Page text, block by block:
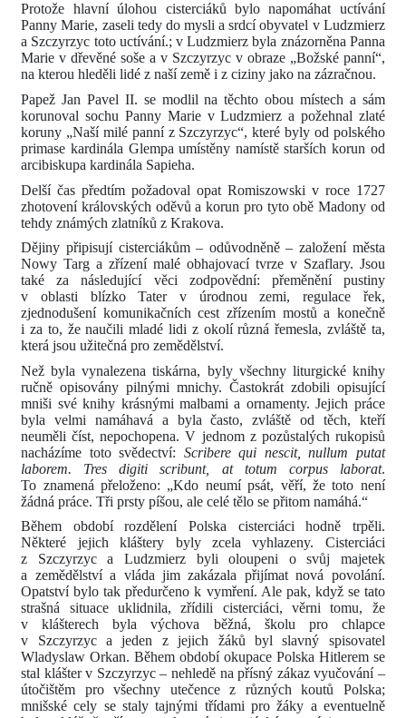
Protože hlavní úlohou cisterciáků bylo napomáhat uctívání
Panny Marie, zaseli tedy do mysli a srdcí obyvatel v Ludzmierz
a Szczyrzyc toto uctívání.; v Ludzmierz byla znázorněna Panna
Marie v dřevěné soše a v Szczyrzyc v obraze „Božské panní“,
na kterou hleděli lidé z naší země i z ciziny jako na zázračnou.
Papež Jan Pavel II. se modlil na těchto obou místech a sám
korunoval sochu Panny Marie v Ludzmierz a požehnal zlaté
koruny „Naší milé panní z Szczyrzyc“, které byly od polského
primase kardinála Glempa umístěny namístě starších korun od
arcibiskupa kardinála Sapieha.
Delší čas předtím požadoval opat Romiszowski v roce 1727
zhotovení královských oděvů a korun pro tyto obě Madony od
tehdy známých zlatníků z Krakova.
Dějiny připisují cisterciákům – odůvodněně – založení města
Nowy Targ a zřízení malé obhajovací tvrze v Szaflary. Jsou
také za následující věci zodpovědní: přeměnění pustiny
v oblasti blízko Tater v úrodnou zemi, regulace řek,
zjednodušení komunikačních cest zřízením mostů a konečně
i za to, že naučili mladé lidi z okolí různá řemesla, zvláště ta,
která jsou užitečná pro zemědělství.
Než byla vynalezena tiskárna, byly všechny liturgické knihy
ručně opisovány pilnými mnichy. Častokrát zdobili opisující
mniši své knihy krásnými malbami a ornamenty. Jejich práce
byla velmi namáhavá a byla často, zvláště od těch, kteří
neuměli číst, nepochopena. V jednom z pozůstalých rukopisů
nacházíme toto svědectví: Scribere qui nescit, nullum putat
laborem. Tres digiti scribunt, at totum corpus laborat.
To znamená přeloženo: „Kdo neumí psát, věří, že toto není
žádná práce. Tři prsty píšou, ale celé tělo se přitom namáhá.“
Během období rozdělení Polska cisterciáci hodně trpěli.
Některé jejich kláštery byly zcela vyhlazeny. Cisterciáci
z Szczyrzyc a Ludzmierz byli oloupeni o svůj majetek
a zemědělství a vláda jim zakázala přijímat nová povolání.
Opatství bylo tak předurčeno k vymření. Ale pak, když se tato
strašná situace uklidnila, zřídili cisterciáci, věrni tomu, že
v klášterech byla výchova běžná, školu pro chlapce
v Szczyrzyc a jeden z jejich žáků byl slavný spisovatel
Wladyslaw Orkan. Během období okupace Polska Hitlerem se
stal klášter v Szczyrzyc – nehledě na přísný zákaz vyučování –
útočištěm pro všechny utečence z různých koutů Polska;
mnišské cely se staly tajnými třídami pro žáky a eventuelně